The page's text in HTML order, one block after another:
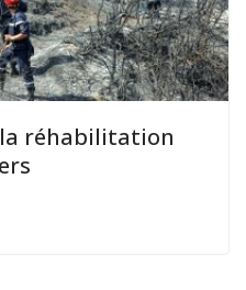
la réhabilitation